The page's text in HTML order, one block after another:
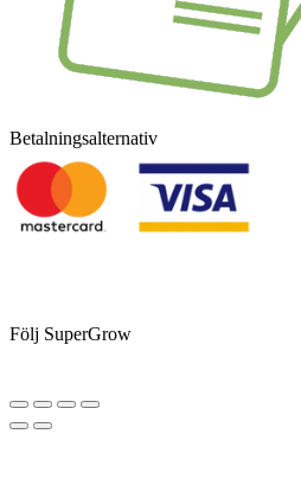
Betalningsalternativ
Följ SuperGrow